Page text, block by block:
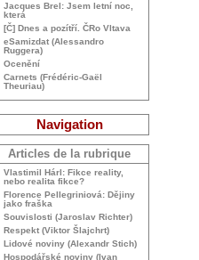
Jacques Brel: Jsem letní noc,
která
[Č] Dnes a pozítří. ČRo Vltava
eSamizdat (Alessandro
Ruggera)
Ocenění
Carnets (Frédéric-Gaël
Theuriau)
Navigation
Articles de la rubrique
Vlastimil Hárl: Fikce reality,
nebo realita fikce?
Florence Pellegriniová: Dějiny
jako fraška
Souvislosti (Jaroslav Richter)
Respekt (Viktor Šlajchrt)
Lidové noviny (Alexandr Stich)
Hospodářské noviny (Ivan